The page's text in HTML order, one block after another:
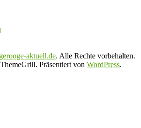
aktuell.de. Alle Rechte vorbehalten.
Präsentiert von WordPress.